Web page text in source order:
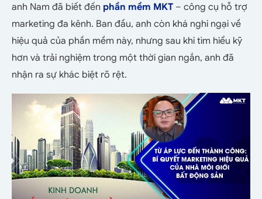
anh Nam đã biết đến phần mềm MKT – công cụ hỗ trợ
marketing đa kênh. Ban đầu, anh còn khá nghi ngại về
hiệu quả của phần mềm này, nhưng sau khi tìm hiểu kỹ
hơn và trải nghiệm trong một thời gian ngắn, anh đã
nhận ra sự khác biệt rõ rệt.